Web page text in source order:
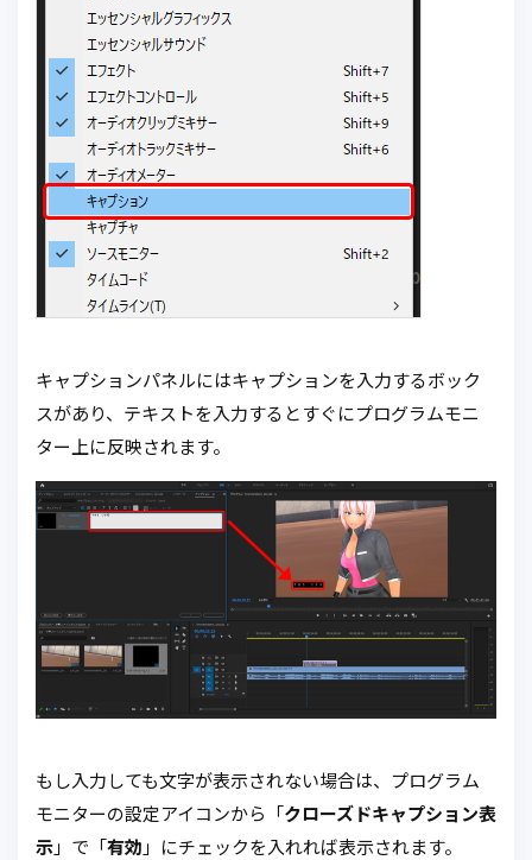
キャプションパネルにはキャプションを入力するボック
スがあり、テキストを入力するとすぐにプログラムモニ
ター上に反映されます。
もし入力しても文字が表示されない場合は、プログラム
モニターの設定アイコンから「クローズドキャプション表
示」で「有効 」にチェックを入れれば表示されます。